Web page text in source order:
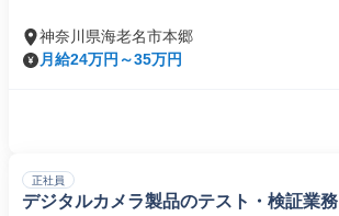
神奈川県海老名市本郷
月給24万円～35万円
正社員
デジタルカメラ製品のテスト・検証業務